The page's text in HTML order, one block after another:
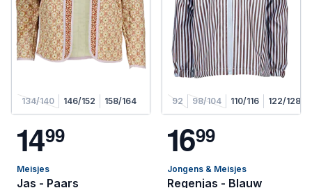
134/140 146/152 158/164
1499
Meisjes
Jas - Paars
92 98/104 110/116 122/128
1699
Jongens & Meisjes
Regenjas - Blauw